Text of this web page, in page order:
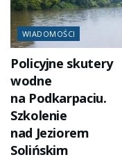
WIADOMOŚCI
Policyjne skutery
wodne
na Podkarpaciu.
Szkolenie
nad Jeziorem
Solińskim